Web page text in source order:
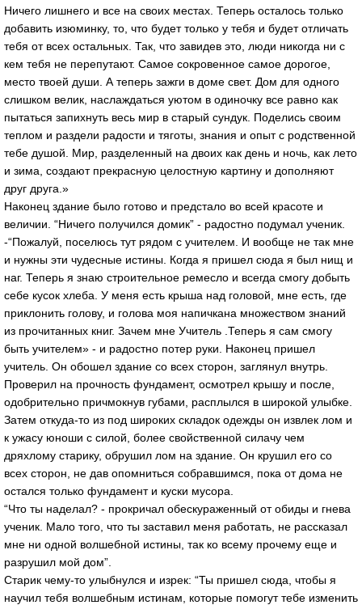
Ничего лишнего и все на своих местах. Теперь осталось только
добавить изюминку, то, что будет только у тебя и будет отличать
тебя от всех остальных. Так, что завидев это, люди никогда ни с
кем тебя не перепутают. Самое сокровенное самое дорогое,
место твоей души. А теперь зажги в доме свет. Дом для одного
слишком велик, наслаждаться уютом в одиночку все равно как
пытаться запихнуть весь мир в старый сундук. Поделись своим
теплом и раздели радости и тяготы, знания и опыт с родственной
тебе душой. Мир, разделенный на двоих как день и ночь, как лето
и зима, создают прекрасную целостную картину и дополняют
друг друга.»
Наконец здание было готово и предстало во всей красоте и
величии. “Ничего получился домик” - радостно подумал ученик.
-“Пожалуй, поселюсь тут рядом с учителем. И вообще не так мне
и нужны эти чудесные истины. Когда я пришел сюда я был нищ и
наг. Теперь я знаю строительное ремесло и всегда смогу добыть
себе кусок хлеба. У меня есть крыша над головой, мне есть, где
приклонить голову, и голова моя напичкана множеством знаний
из прочитанных книг. Зачем мне Учитель .Теперь я сам смогу
быть учителем» - и радостно потер руки. Наконец пришел
учитель. Он обошел здание со всех сторон, заглянул внутрь.
Проверил на прочность фундамент, осмотрел крышу и после,
одобрительно причмокнув губами, расплылся в широкой улыбке.
Затем откуда-то из под широких складок одежды он извлек лом и
к ужасу юноши с силой, более свойственной силачу чем
дряхлому старику, обрушил лом на здание. Он крушил его со
всех сторон, не дав опомниться собравшимся, пока от дома не
остался только фундамент и куски мусора.
“Что ты наделал? - прокричал обескураженный от обиды и гнева
ученик. Мало того, что ты заставил меня работать, не рассказал
мне ни одной волшебной истины, так ко всему прочему еще и
разрушил мой дом”.
Старик чему-то улыбнулся и изрек: “Ты пришел сюда, чтобы я
научил тебя волшебным истинам, которые помогут тебе изменить